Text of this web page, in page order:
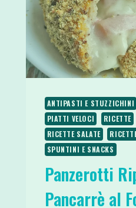
ANTIPASTI E STUZZICHINI
PIATTI VELOCI
RICETTE
RICETTE SALATE
SPUNTINI E SNACKS
Panzerotti
Pancarrè al